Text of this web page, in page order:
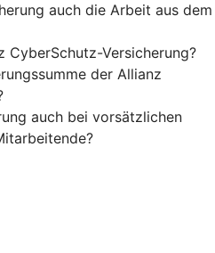
auch die Arbeit aus dem
Versicherung?
der Allianz
auch bei vorsätzlichen